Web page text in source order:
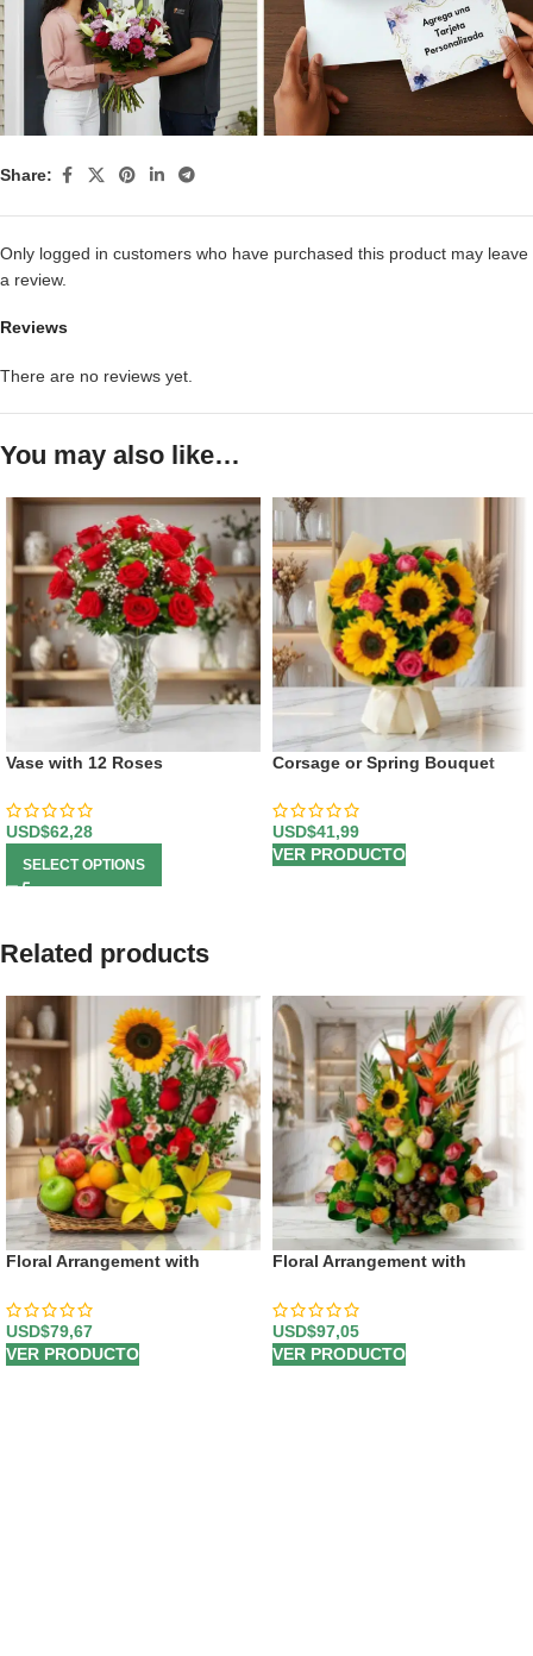
Share:
Reviews
There are no reviews yet.
Only logged in customers who have purchased this product may leave
a review.
You may also like…
Vase with 12 Roses
USD$62,28
SELECT OPTIONS
Corsage or Spring Bouquet
USD$41,99
VER PRODUCTO
Related products
Floral Arrangement with
USD$79,67
VER PRODUCTO
Floral Arrangement with
USD$97,05
VER PRODUCTO